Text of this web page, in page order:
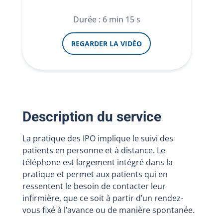
REGARDER LA VIDÉO
Durée : 6 min 15 s
Description du service
La pratique des IPO implique le suivi des
patients en personne et à distance. Le
téléphone est largement intégré dans la
pratique et permet aux patients qui en
ressentent le besoin de contacter leur
infirmière, que ce soit à partir d’un rendez-
vous fixé à l’avance ou de manière spontanée.